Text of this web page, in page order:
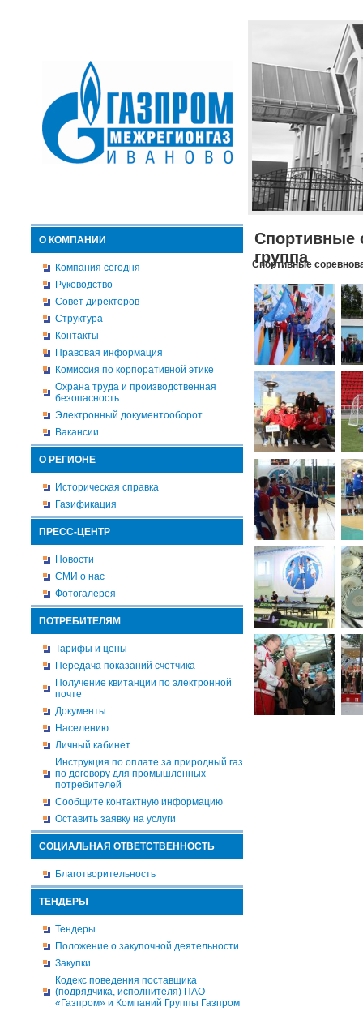
О КОМПАНИИ
Компания сегодня
Руководство
Совет директоров
Структура
Контакты
Правовая информация
Комиссия по корпоративной этике
Охрана труда и производственная
безопасность
Электронный документооборот
Вакансии
О РЕГИОНЕ
Историческая справка
Газификация
ПРЕСС-ЦЕНТР
Новости
СМИ о нас
Фотогалерея
ПОТРЕБИТЕЛЯМ
Тарифы и цены
Передача показаний счетчика
Получение квитанции по электронной
почте
Документы
Населению
Личный кабинет
Инструкция по оплате за природный газ
по договору для промышленных
потребителей
Сообщите контактную информацию
Оставить заявку на услуги
СОЦИАЛЬНАЯ ОТВЕТСТВЕННОСТЬ
Благотворительность
ТЕНДЕРЫ
Тендеры
Положение о закупочной деятельности
Закупки
Кодекс поведения поставщика
(подрядчика, исполнителя) ПАО
«Газпром» и Компаний Группы Газпром
Спортивные
группа
Спортивные